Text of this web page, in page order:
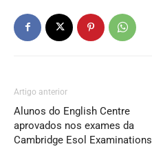
Artigo anterior
Alunos do English Centre
aprovados nos exames da
Cambridge Esol Examinations